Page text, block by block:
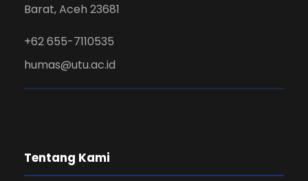
Barat, Aceh 23681
+62 655-7110535
humas@utu.ac.id
Tentang Kami